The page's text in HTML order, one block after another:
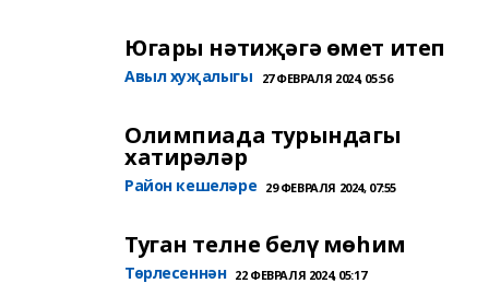
Югары нәтиҗәгә өмет итеп
Авыл хуҗалыгы 27 ФЕВРАЛЯ 2024, 05:56
Олимпиада турындагы
хатирәләр
Район кешеләре 29 ФЕВРАЛЯ 2024, 07:55
Туган телне белү мөһим
Төрлесеннән 22 ФЕВРАЛЯ 2024, 05:17